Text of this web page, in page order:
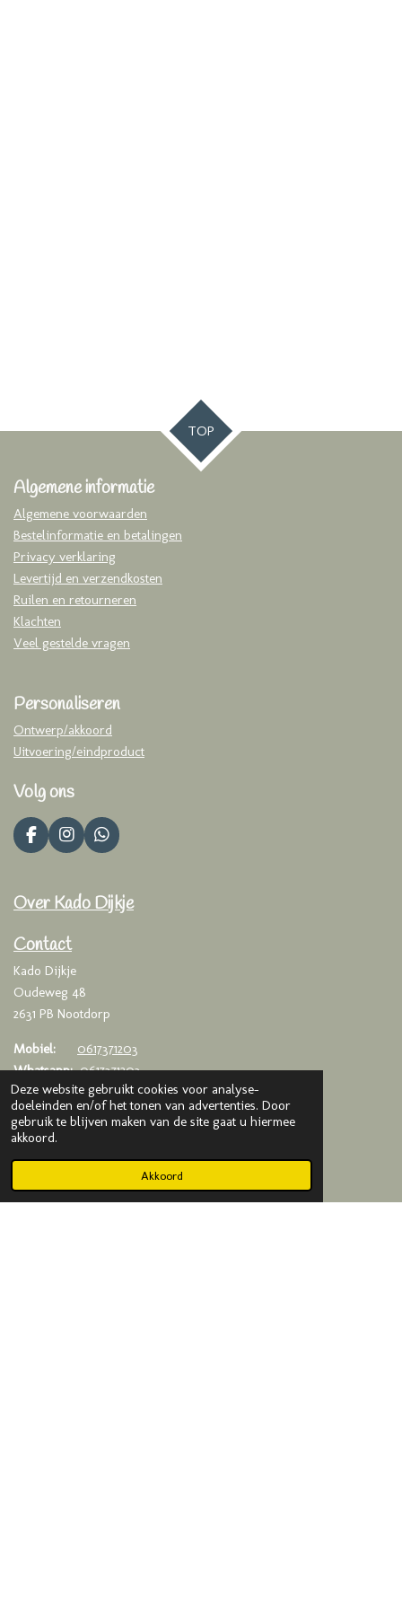
Deze website gebruikt cookies voor analyse-
doeleinden en/of het tonen van advertenties. Door
gebruik te blijven maken van de site gaat u hiermee
akkoord.
Akkoord
TOP
Algemene informatie
Algemene voorwaarden
Bestelinformatie en betalingen
Privacy verklaring
Levertijd en verzendkosten
Ruilen en retourneren
Klachten
Veel gestelde vragen
Personaliseren
Ontwerp/akkoord
Uitvoering/eindproduct
Volg ons
F
a
b
o
k
I
n
a
r
a
m
W
h
s
Over Kado Dijkje
Contact
Kado Dijkje
Oudeweg 48
2631 PB Nootdorp
Mobiel:
0617371203
Whatsapp:0617371203
Email:
info@kadodijkje.nl
KVK: 75993376